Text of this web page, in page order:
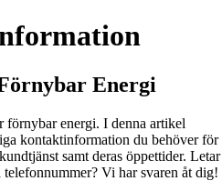
Energi
energi. I denna artikel
kontaktinformation du behöver för
samt deras öppettider. Letar
Vi har svaren åt dig!